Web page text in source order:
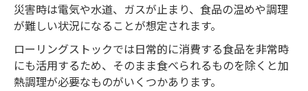
災害時は電気や水道、ガスが止まり、食品の温めや調理
が難しい状況になることが想定されます。
ローリングストックでは日常的に消費する食品を非常時
にも活用するため、そのまま食べられるものを除くと加
熱調理が必要なものがいくつかあります。